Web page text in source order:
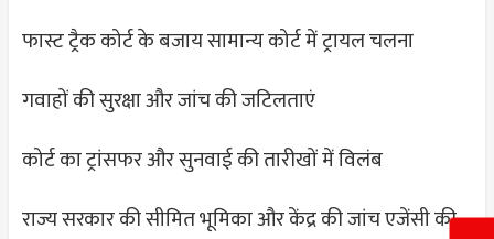
फास्ट ट्रैक कोर्ट के बजाय सामान्य कोर्ट में ट्रायल चलना
गवाहों की सुरक्षा और जांच की जटिलताएं
कोर्ट का ट्रांसफर और सुनवाई की तारीखों में विलंब
राज्य सरकार की सीमित भूमिका और केंद्र की जांच एजेंसी की